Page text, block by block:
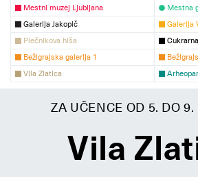
Mestni muzej Ljubljana
Mestna
Galerija Jakopič
Galerija
Plečnikova hiša
Cukrarna
Bežigrajska galerija 1
Vila Zlatica
ZA UČENCE OD 5. DO 9.
Vila